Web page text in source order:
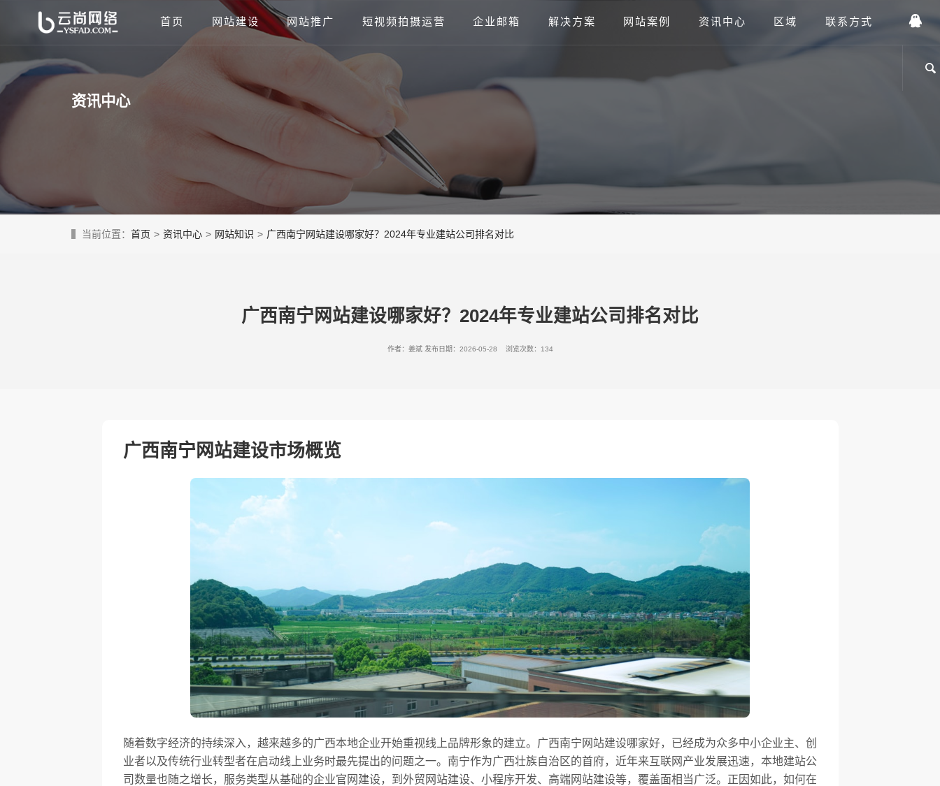
首页 网站建设 网站推广 短视频拍摄运营 企业邮箱 解决方案 网站案例 资讯中心 区域 联系方式
资讯中心
当前位置： 首页 > 资讯中心 > 网站知识 > 广西南宁网站建设哪家好？2024年专业建站公司排名对比
广西南宁网站建设哪家好？2024年专业建站公司排名对比
作者：姜斌 发布日期：2026-05-28 浏览次数：134
广西南宁网站建设市场概览
随着数字经济的持续深入，越来越多的广西本地企业开始重视线上品牌形象的建立。广西南宁网站建设哪家好，已经成为众多中小企业主、创
业者以及传统行业转型者在启动线上业务时最先提出的问题之一。南宁作为广西壮族自治区的首府，近年来互联网产业发展迅速，本地建站公
司数量也随之增长，服务类型从基础的企业官网建设，到外贸网站建设、小程序开发、高端网站建设等，覆盖面相当广泛。正因如此，如何在